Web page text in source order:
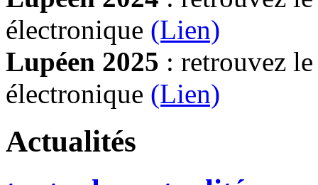
électronique (Lien)
Lupéen 2025 : retrouvez
électronique (Lien)
Actualités